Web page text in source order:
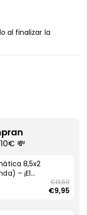
al finalizar la
💸
8,5x2
– ¡El
eléctrico€13,50
€9,95